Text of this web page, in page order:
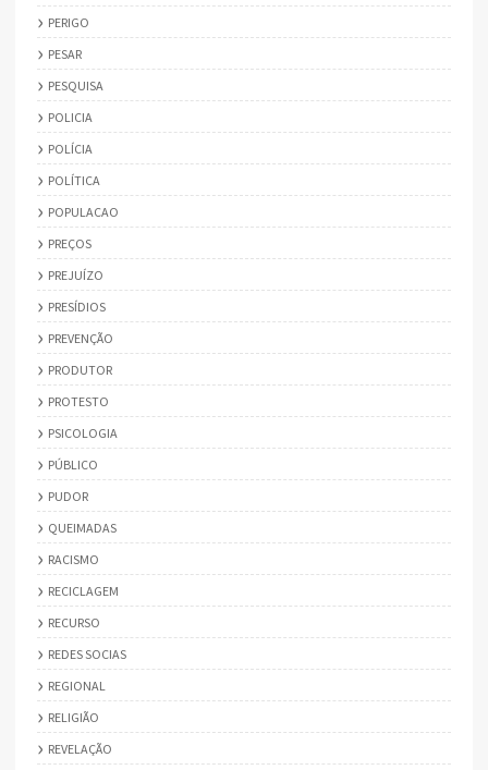
PERIGO
PESAR
PESQUISA
POLICIA
POLÍCIA
POLÍTICA
POPULACAO
PREÇOS
PREJUÍZO
PRESÍDIOS
PREVENÇÃO
PRODUTOR
PROTESTO
PSICOLOGIA
PÚBLICO
PUDOR
QUEIMADAS
RACISMO
RECICLAGEM
RECURSO
REDES SOCIAS
REGIONAL
RELIGIÃO
REVELAÇÃO